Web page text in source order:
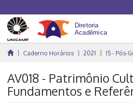
Caderno Horários 2021 1S - Pós-
AV018 - Patrimônio
Fundamentos e